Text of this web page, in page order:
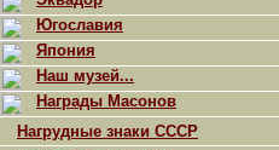
Югославия
Япония
Наш музей...
Награды Масонов
Нагрудные знаки СССР